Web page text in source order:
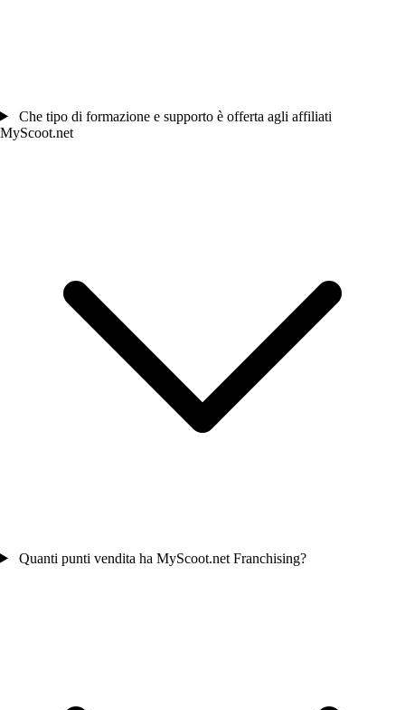
Che tipo di formazione e supporto è offerta agli affiliati
MyScoot.net
Quanti punti vendita ha MyScoot.net Franchising?